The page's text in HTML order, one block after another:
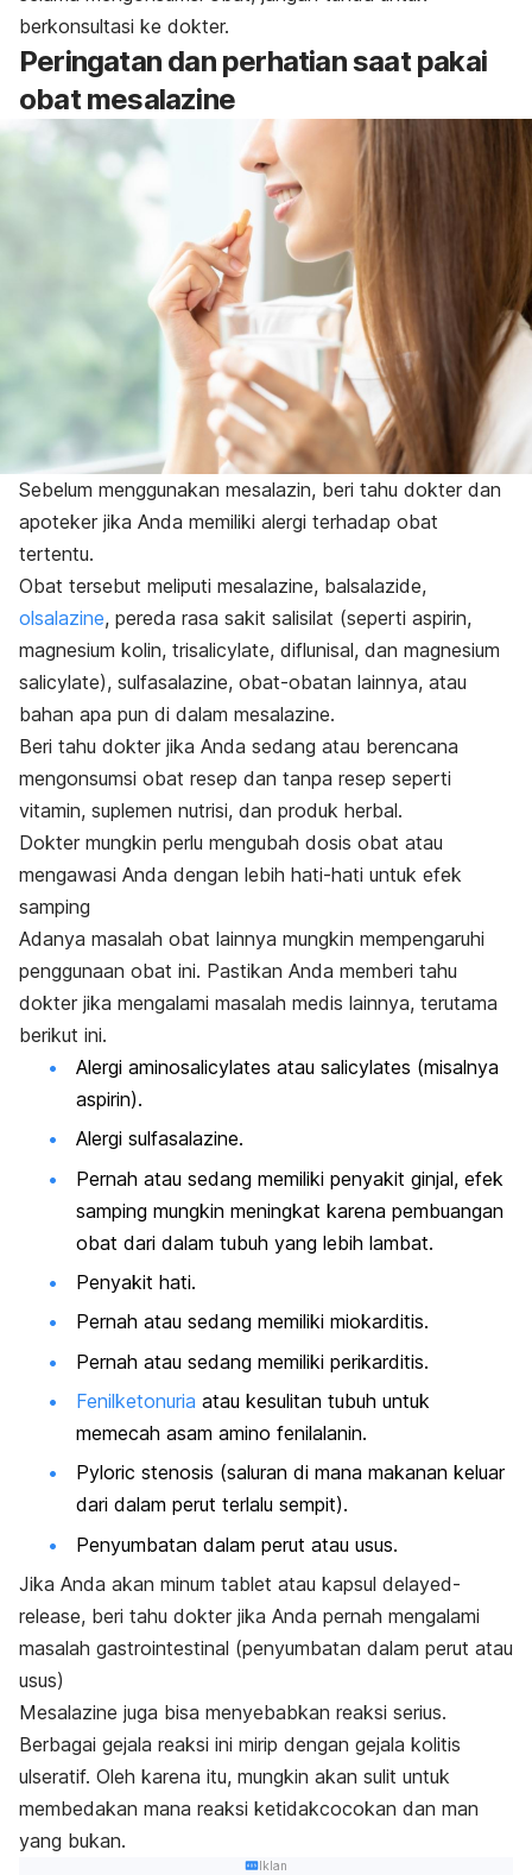
berkonsultasi ke dokter.
Peringatan dan perhatian saat pakai
obat mesalazine
Sebelum menggunakan mesalazin, beri tahu dokter dan
apoteker jika Anda memiliki alergi terhadap obat
tertentu.
Obat tersebut meliputi mesalazine, balsalazide,
olsalazine, pereda rasa sakit salisilat (seperti aspirin,
magnesium kolin, trisalicylate, diflunisal, dan magnesium
salicylate), sulfasalazine, obat-obatan lainnya, atau
bahan apa pun di dalam mesalazine.
Beri tahu dokter jika Anda sedang atau berencana
mengonsumsi obat resep dan tanpa resep seperti
vitamin, suplemen nutrisi, dan produk herbal.
Dokter mungkin perlu mengubah dosis obat atau
mengawasi Anda dengan lebih hati-hati untuk efek
samping
Adanya masalah obat lainnya mungkin mempengaruhi
penggunaan obat ini. Pastikan Anda memberi tahu
dokter jika mengalami masalah medis lainnya, terutama
berikut ini.
Alergi aminosalicylates atau salicylates (misalnya
aspirin).
Alergi sulfasalazine.
Pernah atau sedang memiliki penyakit ginjal, efek
samping mungkin meningkat karena pembuangan
obat dari dalam tubuh yang lebih lambat.
Penyakit hati.
Pernah atau sedang memiliki miokarditis.
Pernah atau sedang memiliki perikarditis.
Fenilketonuria atau kesulitan tubuh untuk
memecah asam amino fenilalanin.
Pyloric stenosis (saluran di mana makanan keluar
dari dalam perut terlalu sempit).
Penyumbatan dalam perut atau usus.
Jika Anda akan minum tablet atau kapsul delayed-
release, beri tahu dokter jika Anda pernah mengalami
masalah gastrointestinal (penyumbatan dalam perut atau
usus)
Mesalazine juga bisa menyebabkan reaksi serius.
Berbagai gejala reaksi ini mirip dengan gejala kolitis
ulseratif. Oleh karena itu, mungkin akan sulit untuk
membedakan mana reaksi ketidakcocokan dan man
yang bukan.
Iklan